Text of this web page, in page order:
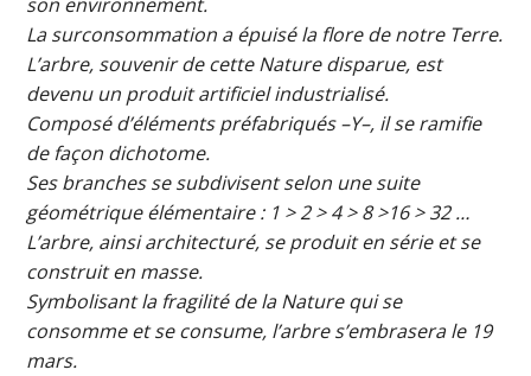
La surconsommation a épuisé la flore de notre Terre.
L’arbre, souvenir de cette Nature disparue, est
devenu un produit artificiel industrialisé.
Composé d’éléments préfabriqués –Y–, il se ramifie
de façon dichotome.
Ses branches se subdivisent selon une suite
géométrique élémentaire : 1 > 2 > 4 > 8 >16 > 32 …
L’arbre, ainsi architecturé, se produit en série et se
construit en masse.
Symbolisant la fragilité de la Nature qui se
consomme et se consume, l’arbre s’embrasera le 19
mars.